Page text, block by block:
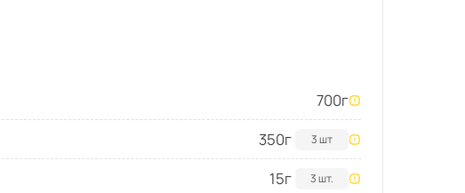
700г
350г 3 шт
15г 3 шт.